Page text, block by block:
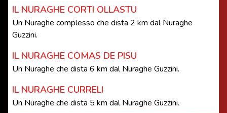
IL NURAGHE CORTI OLLASTU
Un Nuraghe complesso che dista 2 km dal Nuraghe
Guzzini.
IL NURAGHE COMAS DE PISU
Un Nuraghe che dista 6 km dal Nuraghe Guzzini.
IL NURAGHE CURRELI
Un Nuraghe che dista 5 km dal Nuraghe Guzzini.